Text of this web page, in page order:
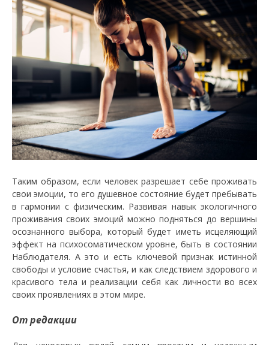
Таким образом, если человек разрешает себе проживать
свои эмоции, то его душевное состояние будет пребывать
в гармонии с физическим. Развивая навык экологичного
проживания своих эмоций можно подняться до вершины
осознанного выбора, который будет иметь исцеляющий
эффект на психосоматическом уровне, быть в состоянии
Наблюдателя. А это и есть ключевой признак истинной
свободы и условие счастья, и как следствием здорового и
красивого тела и реализации себя как личности во всех
своих проявлениях в этом мире.
От редакции